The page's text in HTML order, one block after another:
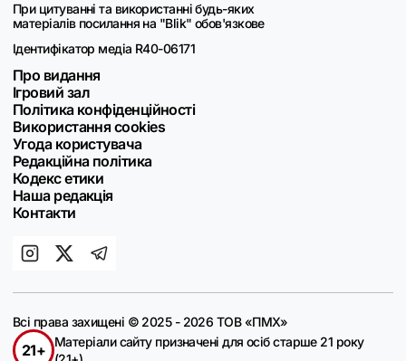
При цитуванні та використанні будь-яких
матеріалів посилання на "Blik" обов'язкове
Ідентифікатор медіа R40-06171
Про видання
Ігровий зал
Політика конфіденційності
Використання cookies
Угода користувача
Редакційна політика
Кодекс етики
Наша редакція
Контакти
Всі права захищені © 2025 - 2026 ТОВ «ПМХ»
21+
Матеріали сайту призначені для осіб старше 21 року